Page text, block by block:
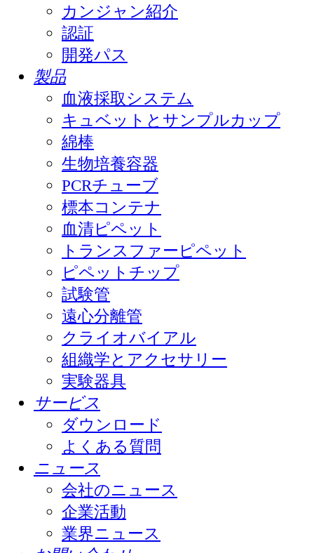
カンジャン紹介
認証
開発パス
製品
血液採取システム
キュベットとサンプルカップ
綿棒
生物培養容器
PCRチューブ
標本コンテナ
血清ピペット
トランスファーピペット
ピペットチップ
試験管
遠心分離管
クライオバイアル
組織学とアクセサリー
実験器具
サービス
ダウンロード
よくある質問
ニュース
会社のニュース
企業活動
業界ニュース